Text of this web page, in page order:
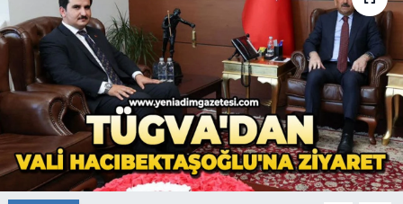
RESMİ İLAN
Künye